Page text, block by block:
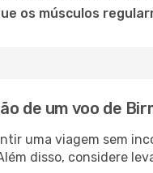
os músculos
de um voo de
uma viagem sem
disso, considere